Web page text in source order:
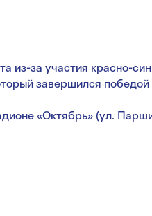
из-за участия красно-
завершился победой
«Октябрь» (ул.